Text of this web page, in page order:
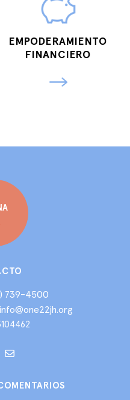
EMPODERAMIENTO
FINANCIERO
739-4500
info@one22jh.org